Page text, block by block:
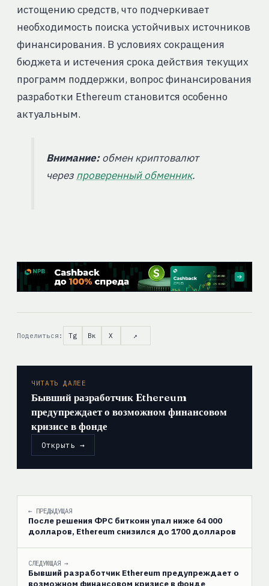
истощению средств, что подчеркивает
необходимость поиска устойчивых источников
финансирования. В условиях сокращения
бюджета и истечения срока действия текущих
программ поддержки, вопрос финансирования
разработки Ethereum становится особенно
актуальным.
Внимание:обмен криптовалют
через проверенный обменник.
Поделиться: Tg Вк X ↗
ЧИТАТЬ ДАЛЕЕ
Бывший разработчик Ethereum
предупреждает о возможном финансовом
кризисе в фонде
Открыть →
← ПРЕДЫДУЩАЯ
После решения ФРС биткоин упал ниже 64 000
долларов, Ethereum снизился до 1700 долларов
СЛЕДУЮЩАЯ →
Бывший разработчик Ethereum предупреждает о